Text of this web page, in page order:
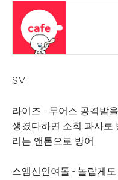
SM
라이즈 - 투어스 공격받
생겼다하면 소희 과사로
리는 앤톤으로 방어.
스엠신인여돌 - 놀랍게